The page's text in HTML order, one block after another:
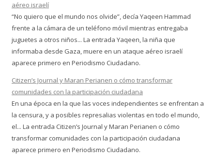
aéreo israelí
“No quiero que el mundo nos olvide”, decía Yaqeen Hammad
frente a la cámara de un teléfono móvil mientras entregaba
juguetes a otros niños... La entrada Yaqeen, la niña que
informaba desde Gaza, muere en un ataque aéreo israelí
aparece primero en Periodismo Ciudadano.
Citizen’s Journal y Maran Perianen o cómo transformar
comunidades con la participación ciudadana
En una época en la que las voces independientes se enfrentan a
la censura, y a posibles represalias violentas en todo el mundo,
el... La entrada Citizen’s Journal y Maran Perianen o cómo
transformar comunidades con la participación ciudadana
aparece primero en Periodismo Ciudadano.